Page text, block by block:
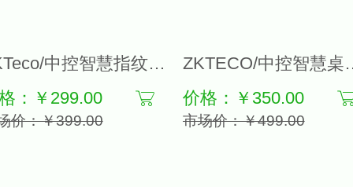
ZKTeco/中控智慧指纹打卡机H10PLUS指纹识别考勤机智能指纹式员工上下班签到一体机网络联网手指打卡密码门禁
：￥299.00
价：￥399.00
ZKTECO/中控智慧
价格：￥350.00
市场价：￥499.00